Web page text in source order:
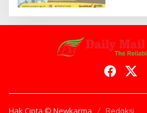
Hak Cipta © Newkarma Redaksi